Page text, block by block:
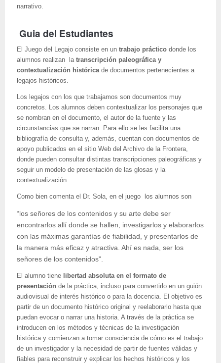
narrativo.
Guia del Estudiantes
El Juego del Legajo consiste en un trabajo práctico donde los
alumnos realizan la transcripción paleográfica y
contextualización histórica de documentos pertenecientes a
legajos históricos.
Los legajos con los que trabajamos son documentos muy
concretos. Los alumnos deben contextualizar los personajes que
se nombran en el documento, el autor de la fuente y las
circunstancias que se narran. Para ello se les facilita una
bibliografía de consulta y, además, cuentan con documentos de
apoyo publicados en el sitio Web del Archivo de la Frontera,
donde pueden consultar distintas transcripciones paleográficas y
seguir un modelo de presentación de las glosas y la
contextualización.
Como bien comenta el Dr. Sola, en el juego los alumnos son
“los señores de los contenidos y su arte debe ser
encontrarlos allí donde se hallen, investigarlos y elaborarlos
con las máximas garantías de fiabilidad, y presentarlos de
la manera más eficaz y atractiva. Ahí es nada, ser los
señores de los contenidos”.
El alumno tiene
libertad absoluta en el formato de
presentación de la práctica, incluso para convertirlo en un guión
audiovisual de interés histórico o para la docencia. El objetivo es
partir de un documento histórico original y reelaborarlo hasta que
puedan evocar o narrar una historia. A través de la práctica se
introducen en los métodos y técnicas de la investigación
histórica y comienzan a tomar consciencia de cómo es el trabajo
de un investigador y la necesidad de partir de fuentes válidas y
fiables para reconstruir y explicar los hechos históricos y los